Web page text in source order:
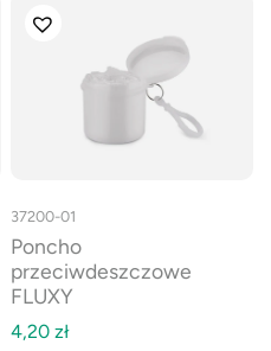
37200-01
Poncho
przeciwdeszczowe
FLUXY
4,20 zł